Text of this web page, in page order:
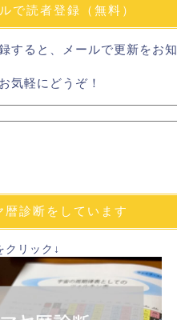
で読者登録（無料）
すると、メールで更新をお知
気軽にどうぞ！
暦診断をしています
クリック↓